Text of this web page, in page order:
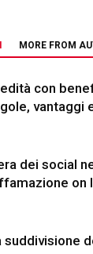
MORE FROM
con
vantaggi
dei social
on
suddivisione